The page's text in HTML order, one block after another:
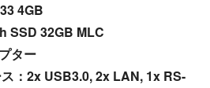
4GB
SSD 32GB MLC
ター
：2x USB3.0, 2x LAN, 1x RS-